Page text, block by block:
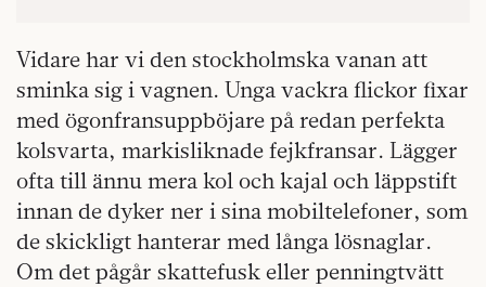
Vidare har vi den stockholmska vanan att
sminka sig i vagnen. Unga vackra flickor fixar
med ögonfransuppböjare på redan perfekta
kolsvarta, markisliknade fejkfransar. Lägger
ofta till ännu mera kol och kajal och läppstift
innan de dyker ner i sina mobiltelefoner, som
de skickligt hanterar med långa lösnaglar.
Om det pågår skattefusk eller penningtvätt